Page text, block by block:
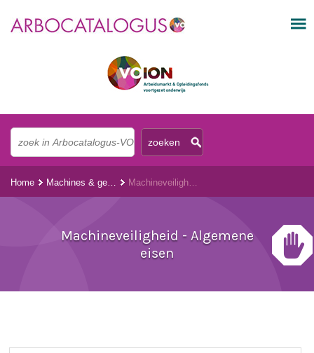
Home Machines & gereedschappen Machineveiligheid - Algemene eisen
Machineveiligheid - Algemene
eisen